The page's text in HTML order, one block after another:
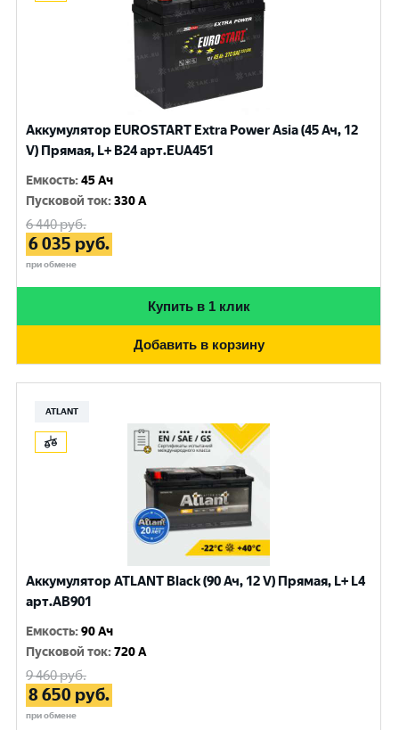
Аккумулятор EUROSTART Extra Power Asia (45 Ач, 12
V) Прямая, L+ B24 арт.EUA451
Емкость:45 Ач
Пусковой ток:330 A
6 440руб.
6 035 руб.
при обмене
Купить в 1 клик
Добавить в корзину
ATLANT
Аккумулятор ATLANT Black (90 Ач, 12 V) Прямая, L+ L4
арт.AB901
Емкость:90 Ач
Пусковой ток:720 A
9 460руб.
8 650 руб.
при обмене